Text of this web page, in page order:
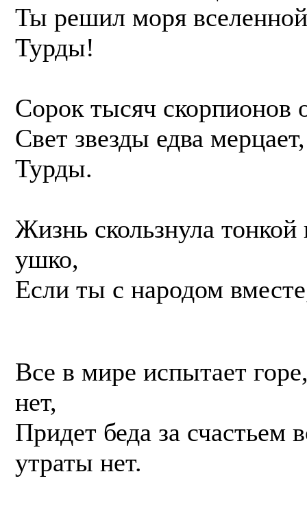
Ты решил моря
Турды!
Сорок тысяч скорпионов
Свет звезды едва
Турды.
Жизнь скользнула
ушко,
Если ты с народом
Все в мире испытает
нет,
Придет беда за счастьем
утраты нет.